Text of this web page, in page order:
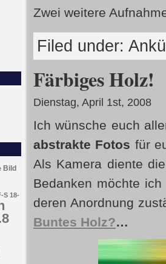
Bild
S 18-
Zwei weitere
Filed under:
Färbiges Holz!
Dienstag, April 1st, 2008
Ich wünsche euch
abstrakte Fotos für
Als Kamera diente die
Bedanken möchte
deren Anordnung
Buntes Holz?…